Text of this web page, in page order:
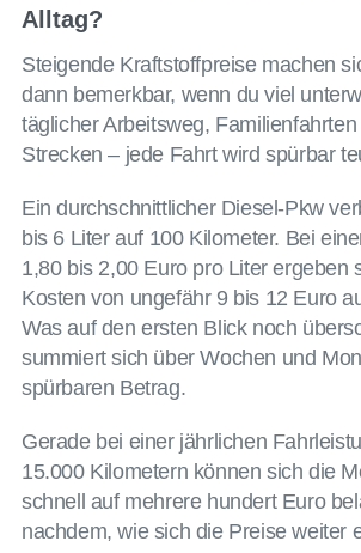
Alltag?
Steigende Kraftstoffpreise machen
dann bemerkbar, wenn du viel
täglicher Arbeitsweg,
Strecken – jede Fahrt wird spürbar
Ein durchschnittlicher Diesel-Pkw
bis 6 Liter auf 100 Kilometer. Bei
1,80 bis 2,00 Euro pro Liter ergeben
Kosten von ungefähr 9 bis 12 Euro
Was auf den ersten Blick noch
summiert sich über Wochen und
spürbaren Betrag.
Gerade bei einer jährlichen
15.000 Kilometern können sich die
schnell auf mehrere hundert Euro
nachdem, wie sich die Preise weiter